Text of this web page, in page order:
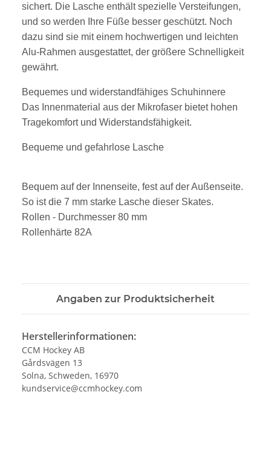
sichert. Die Lasche enthält spezielle Versteifungen,
und so werden Ihre Füße besser geschützt. Noch
dazu sind sie mit einem hochwertigen und leichten
Alu-Rahmen ausgestattet, der größere Schnelligkeit
gewährt.
Bequemes und widerstandfähiges Schuhinnere
Das Innenmaterial aus der Mikrofaser bietet hohen
Tragekomfort und Widerstandsfähigkeit.
Bequeme und gefahrlose Lasche
Bequem auf der Innenseite, fest auf der Außenseite.
So ist die 7 mm starke Lasche dieser Skates.
Rollen - Durchmesser 80 mm
Rollenhärte 82A
Angaben zur Produktsicherheit
Herstellerinformationen:
CCM Hockey AB
Gårdsvägen 13
Solna, Schweden, 16970
kundservice@ccmhockey.com